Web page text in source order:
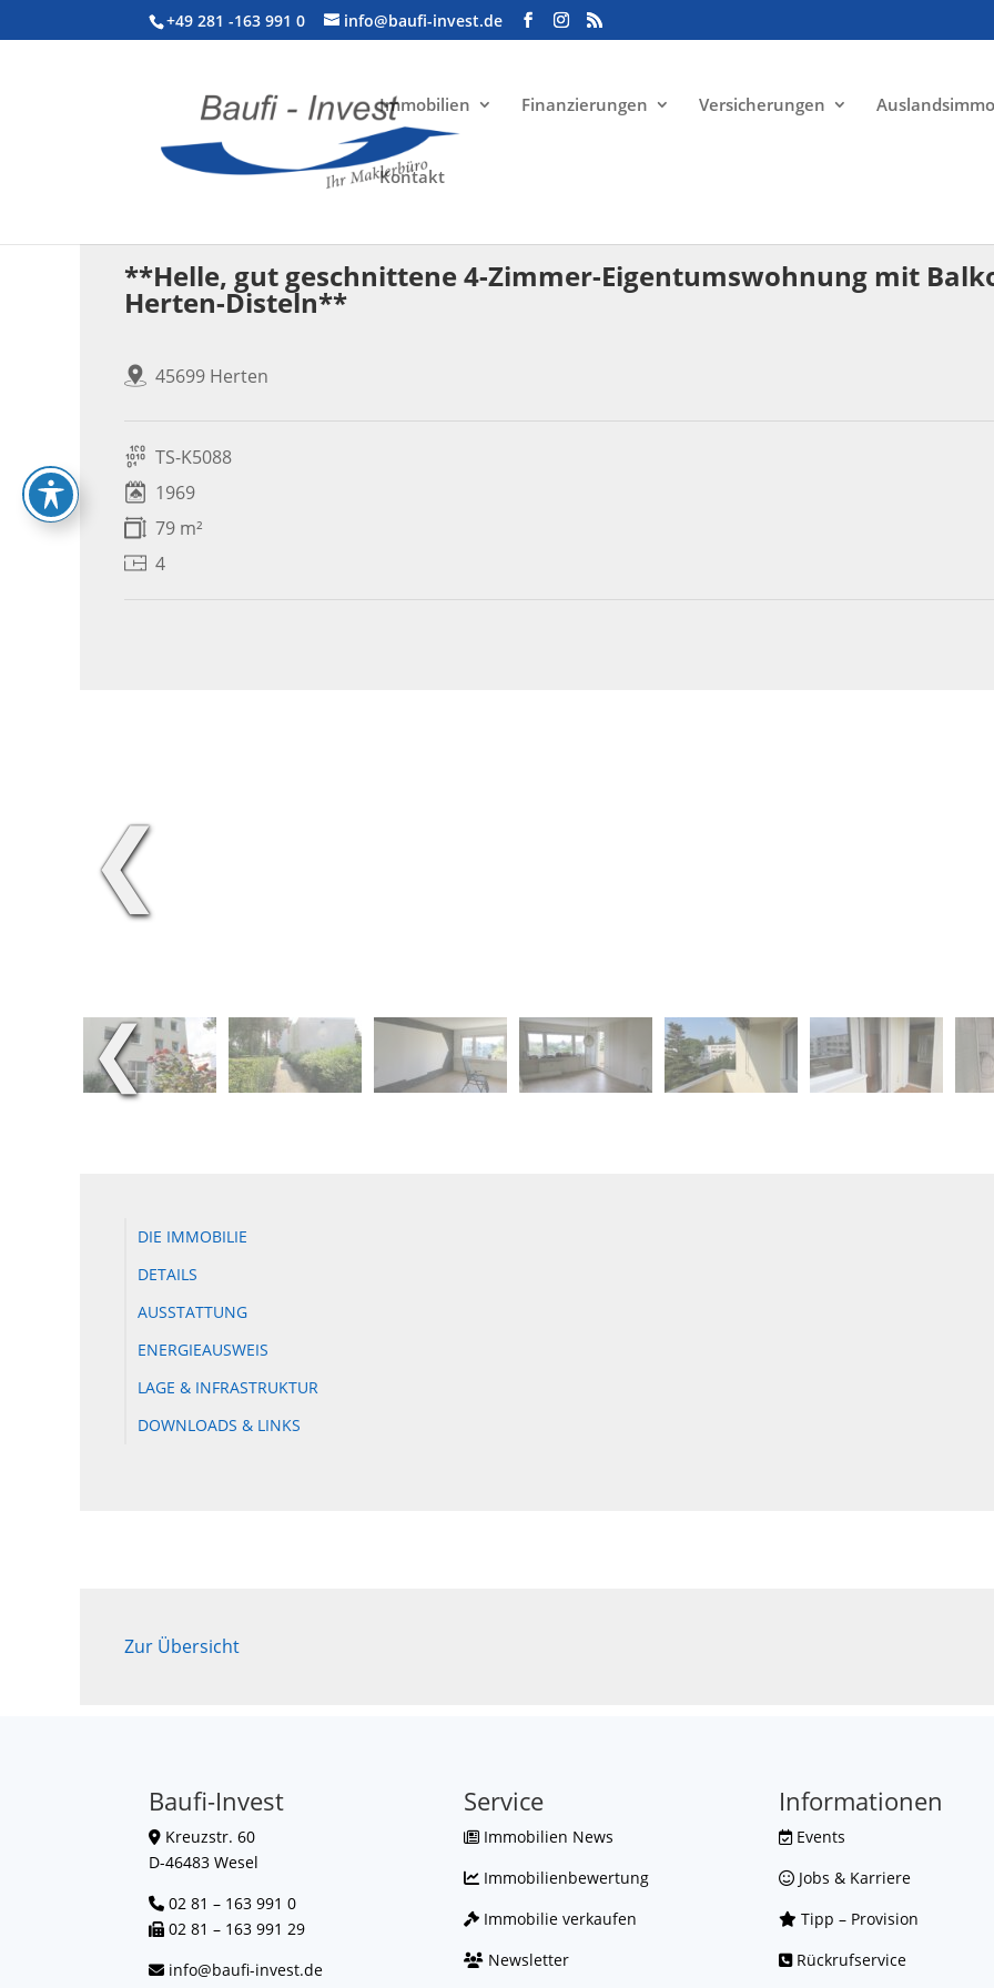
+49 281 -163 991 0 info@baufi-invest.de
Immobilien Finanzierungen Versicherungen
Kontakt
**Helle, gut geschnittene 4-Zimmer-Eigentumswohnung mit
Herten-Disteln**
45699 Herten
TS-K5088
1969
79 m²
4
❮
❮
DIE IMMOBILIE
DETAILS
AUSSTATTUNG
ENERGIEAUSWEIS
LAGE & INFRASTRUKTUR
DOWNLOADS & LINKS
Zur Übersicht
Baufi-Invest
Kreuzstr. 60
D-46483 Wesel
02 81 – 163 991 0
02 81 – 163 991 29
info@baufi-invest.de
Service
Immobilien News
Immobilienbewertung
Immobilie verkaufen
Newsletter
Informationen
Events
Jobs & Karriere
Tipp – Provision
Rückrufservice